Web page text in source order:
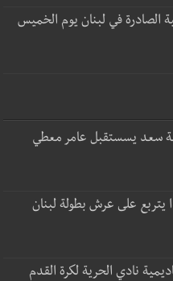
الصادرة في لبنان يوم الخميس
سعد يسستقبل عامر معطي
يتربع على عرش بطولة لبنان
نادي الحرية لكرة القدم